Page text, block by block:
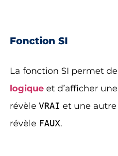
Fonction SI
La fonction SI permet
logique et d’afficher
révèle VRAI et une autre
révèle FAUX.